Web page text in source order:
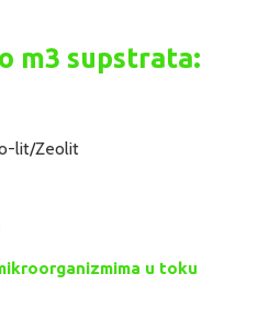
m3 supstrata:
lit/Zeolit
u toku